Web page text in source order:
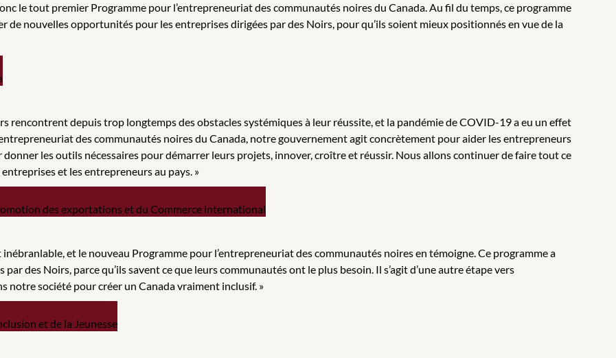
le tout premier Programme pour l’entrepreneuriat des communautés noires du Canada. Au fil du temps, ce programme
nouvelles opportunités pour les entreprises dirigées par des Noirs, pour qu’ils soient mieux positionnés en vue de la
rencontrent depuis trop longtemps des obstacles systémiques à leur réussite, et la pandémie de COVID-19 a eu un effet
des communautés noires du Canada, notre gouvernement agit concrètement pour aider les entrepreneurs
les outils nécessaires pour démarrer leurs projets, innover, croître et réussir. Nous allons continuer de faire tout ce
et les entrepreneurs au pays. »
des exportations et du Commerce international
et le nouveau Programme pour l’entrepreneuriat des communautés noires en témoigne. Ce programme a
des Noirs, parce qu’ils savent ce que leurs communautés ont le plus besoin. Il s’agit d’une autre étape vers
notre société pour créer un Canada vraiment inclusif. »
et de la Jeunesse